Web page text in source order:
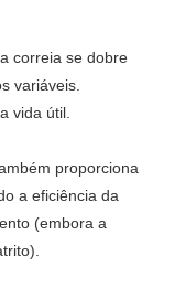
correia se dobre
variáveis.
vida útil.
proporciona
a eficiência da
(embora a